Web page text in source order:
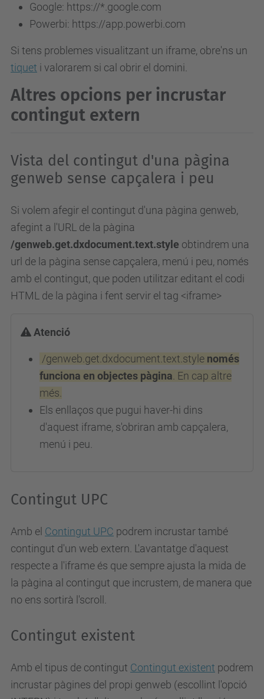
Google: https://*.google.com
Powerbi: https://app.powerbi.com
Si tens problemes visualitzant un iframe, obre'ns un
tiquet i valorarem si cal obrir el domini.
Altres opcions per incrustar
contingut extern
Vista del contingut d'una pàgina
genweb sense capçalera i peu
Si volem afegir el contingut d'una pàgina genweb,
afegint a l'URL de la pàgina
/genweb.get.dxdocument.text.style obtindrem una
url de la pàgina sense capçalera, menú i peu, només
amb el contingut, que poden utilitzar editant el codi
HTML de la pàgina i fent servir el tag <iframe>
Atenció
/genweb.get.dxdocument.text.style només
funciona en objectes pàgina . En cap altre
més.
Els enllaços que pugui haver-hi dins
d'aquest iframe, s'obriran amb capçalera,
menú i peu.
Contingut UPC
Amb el Contingut UPC podrem incrustar també
contingut d'un web extern. L'avantatge d'aquest
respecte a l'iframe és que sempre ajusta la mida de
la pàgina al contingut que incrustem, de manera que
no ens sortirà l'scroll.
Contingut existent
Amb el tipus de contingut Contingut existent podrem
incrustar pàgines del propi genweb (escollint l'opció